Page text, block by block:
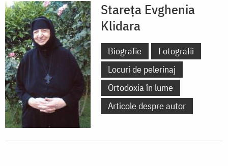
Stareța Evghenia
Klidara
Biografie
Fotografii
Locuri de pelerinaj
Ortodoxia în lume
Articole despre autor